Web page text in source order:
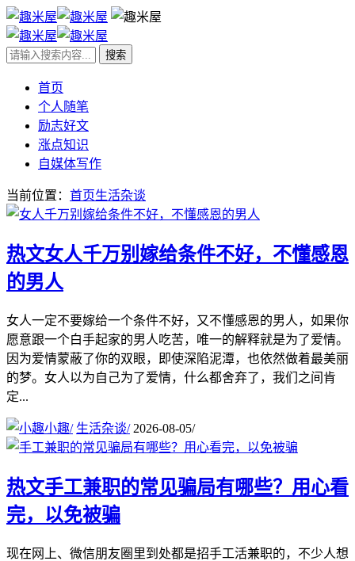
首页
个人随笔
励志好文
涨点知识
自媒体写作
当前位置： 首页生活杂谈
热文女人千万别嫁给条件不好，不懂感恩
的男人
女人一定不要嫁给一个条件不好，又不懂感恩的男人，如果你
愿意跟一个白手起家的男人吃苦，唯一的解释就是为了爱情。
因为爱情蒙蔽了你的双眼，即使深陷泥潭，也依然做着最美丽
的梦。女人以为自己为了爱情，什么都舍弃了，我们之间肯
定...
小趣/ 生活杂谈/ 2026-08-05/
热文手工兼职的常见骗局有哪些？用心看
完，以免被骗
现在网上、微信朋友圈里到处都是招手工活兼职的，不少人想